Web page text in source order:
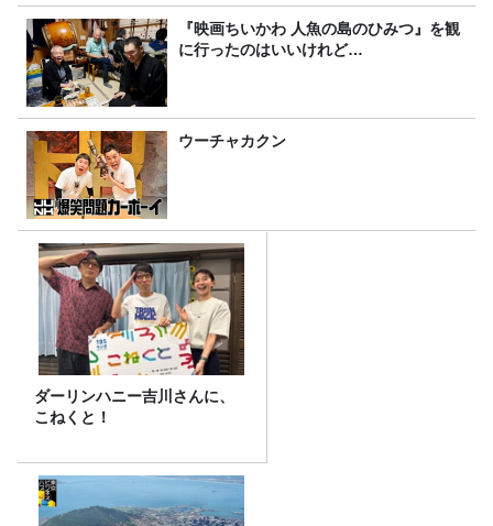
『映画ちいかわ 人魚の島のひみつ』を観
に行ったのはいいけれど…
ウーチャカクン
ダーリンハニー吉川さんに、
こねくと！